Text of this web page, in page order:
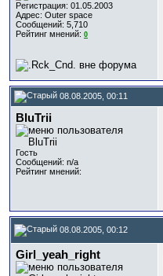
Регистрация: 01.05.2003
Адрес: Outer space
Сообщений: 5,710
Рейтинг мнений: 0
08.08.2005, 00:11
BluTrii
Гость
Сообщений: n/a
Рейтинг мнений:
08.08.2005, 00:12
Girl_yeah_right